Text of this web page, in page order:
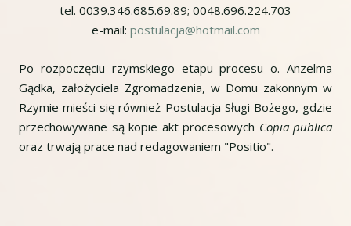
tel. 0039.346.685.69.89; 0048.696.224.703
e-mail: postulacja@hotmail.com
Po rozpoczęciu rzymskiego etapu procesu o. Anzelma
Gądka, założyciela Zgromadzenia, w Domu zakonnym w
Rzymie mieści się również Postulacja Sługi Bożego, gdzie
przechowywane są kopie akt procesowych Copia publica
oraz trwają prace nad redagowaniem "Positio".